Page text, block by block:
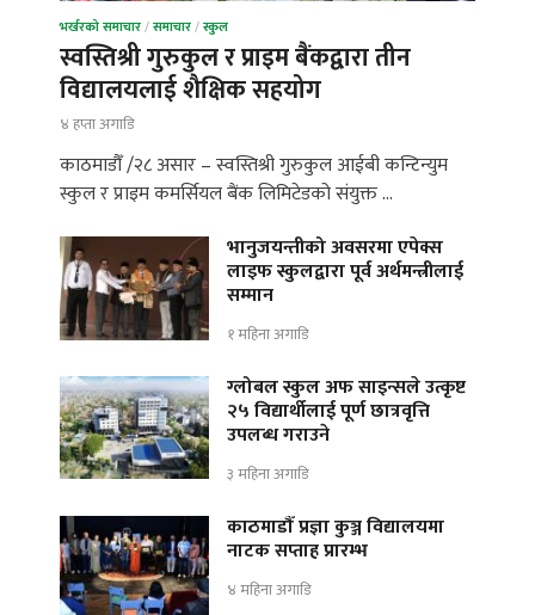
भर्खरको समाचार/समाचार/स्कुल
स्वस्तिश्री गुरुकुल र प्राइम बैंकद्वारा तीन
विद्यालयलाई शैक्षिक सहयोग
४ हप्ता अगाडि
काठमाडौँ /२८ असार – स्वस्तिश्री गुरुकुल आईबी कन्टिन्युम
स्कुल र प्राइम कमर्सियल बैंक लिमिटेडको संयुक्त …
भानुजयन्तीको अवसरमा एपेक्स
लाइफ स्कुलद्वारा पूर्व अर्थमन्त्रीलाई
सम्मान
१ महिना अगाडि
ग्लोबल स्कुल अफ साइन्सले उत्कृष्ट
२५ विद्यार्थीलाई पूर्ण छात्रवृत्ति
उपलब्ध गराउने
३ महिना अगाडि
काठमाडौँ प्रज्ञा कुञ्ज विद्यालयमा
नाटक सप्ताह प्रारम्भ
४ महिना अगाडि